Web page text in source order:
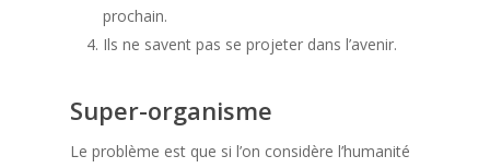
prochain.
Ils ne savent pas se projeter dans l’avenir.
Super-organisme
Le problème est que si l’on considère l’humanité